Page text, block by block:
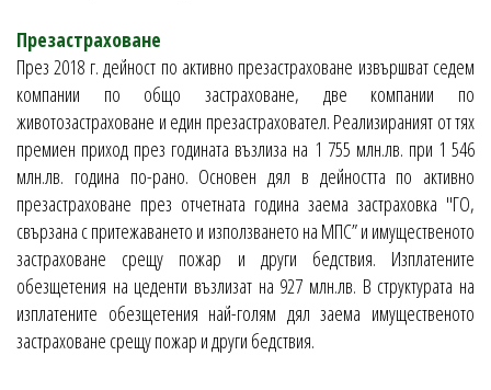
Презастраховане
През 2018 г. дейност по активно презастраховане извършват седем
компании по общо застраховане, две компании по
животозастраховане и един презастраховател. Реализираният от тях
премиен приход през годината възлиза на 1 755 млн.лв. при 1 546
млн.лв. година по-рано. Основен дял в дейността по активно
презастраховане през отчетната година заема застраховка "ГО,
свързана с притежаването и използването на МПС” и имущественото
застраховане срещу пожар и други бедствия. Изплатените
обезщетения на цеденти възлизат на 927 млн.лв. В структурата на
изплатените обезщетения най-голям дял заема имущественото
застраховане срещу пожар и други бедствия.